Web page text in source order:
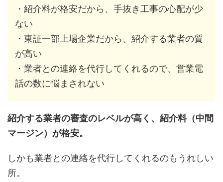
・紹介料が格安だから、手抜き工事の心配が少
ない
・東証一部上場企業だから、紹介する業者の質
が高い
・業者との連絡を代行してくれるので、営業電
話の数に悩まされない
紹介する業者の審査のレベルが高く、紹介料（中間
マージン）が格安。
しかも業者との連絡を代行してくれるのもうれしい
所。